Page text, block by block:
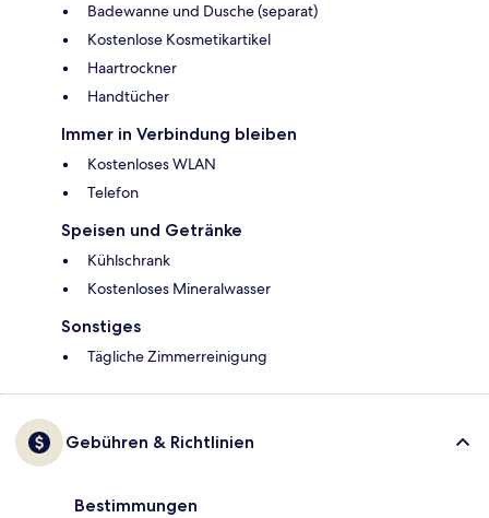
Badewanne und Dusche (separat)
Kostenlose Kosmetikartikel
Haartrockner
Handtücher
Immer in Verbindung bleiben
Kostenloses WLAN
Telefon
Speisen und Getränke
Kühlschrank
Kostenloses Mineralwasser
Sonstiges
Tägliche Zimmerreinigung
Gebühren & Richtlinien
Bestimmungen